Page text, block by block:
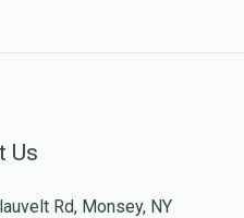
Us
Rd, Monsey, NY